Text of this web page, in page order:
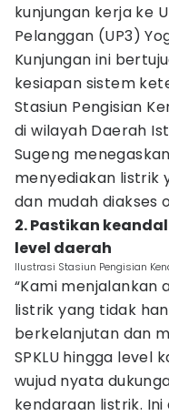
kunjungan kerja ke
Pelanggan (UP3)
Kunjungan ini
kesiapan sistem
Stasiun Pengisian
di wilayah Daerah
Sugeng
menyediakan listrik
dan mudah diakses
2. Pastikan
level daerah
Ilustrasi Stasiun Pengisian
“Kami menjalankan
listrik yang tidak
berkelanjutan dan
SPKLU hingga
wujud nyata
kendaraan listrik.